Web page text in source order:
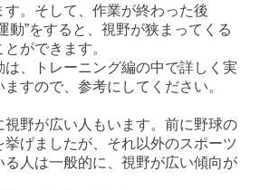
す。そして、作業が終わった後
動”をすると、視野が狭まってくる
ができます。
は、トレーニング編の中で詳しく実
すので、参考にしてください。
視野が広い人もいます。前に野球の
挙げましたが、それ以外のスポーツ
る人は一般的に、視野が広い傾向が